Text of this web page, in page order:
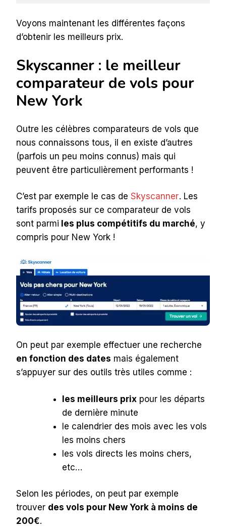
Voyons maintenant les différentes façons
d’obtenir les meilleurs prix.
Skyscanner : le meilleur
comparateur de vols pour
New York
Outre les célèbres comparateurs de vols que
nous connaissons tous, il en existe d’autres
(parfois un peu moins connus) mais qui
peuvent être particulièrement performants !
C’est par exemple le cas de Skyscanner. Les
tarifs proposés sur ce comparateur de vols
sont parmi les plus compétitifs du marché, y
compris pour New York !
On peut par exemple effectuer une recherche
en fonction des dates mais également
s’appuyer sur des outils très utiles comme :
les meilleurs prix pour les départs
de dernière minute
le calendrier des mois avec les vols
les moins chers
les vols directs les moins chers,
etc…
Selon les périodes, on peut par exemple
trouver des vols pour New York à moins de
200€.